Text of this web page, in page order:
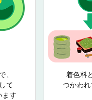
、
て
ます
着色料
つかわ